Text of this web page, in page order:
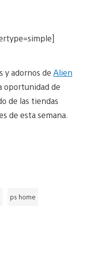
y adornos de Alien
oportunidad de
de las tiendas
de esta semana.
ps home